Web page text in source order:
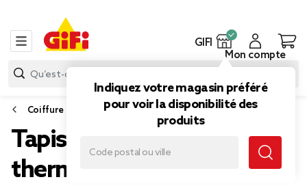
GIFI
Indiquez votre magasin préféré
pour voir la disponibilité des
produits
Mon compte
Coiffure
Tapis de protection
thermique Homday